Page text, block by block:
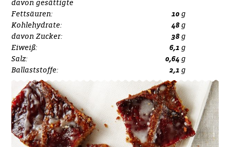
davon gesättigte
Fettsäuren:
10 g
Kohlehydrate:
48g
davon Zucker:
38g
Eiweiß:
6,1 g
Salz:
0,64 g
Ballaststoffe:
2,1 g